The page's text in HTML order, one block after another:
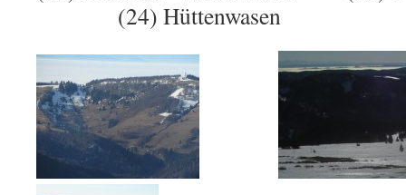
(24) Hüttenwasen